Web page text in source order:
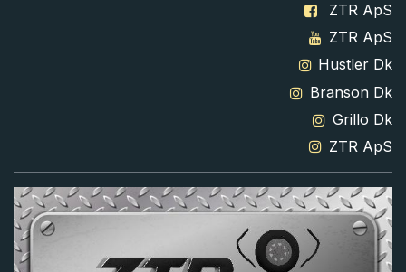
ZTR ApS
ZTR ApS
Hustler Dk
Branson Dk
Grillo Dk
ZTR ApS